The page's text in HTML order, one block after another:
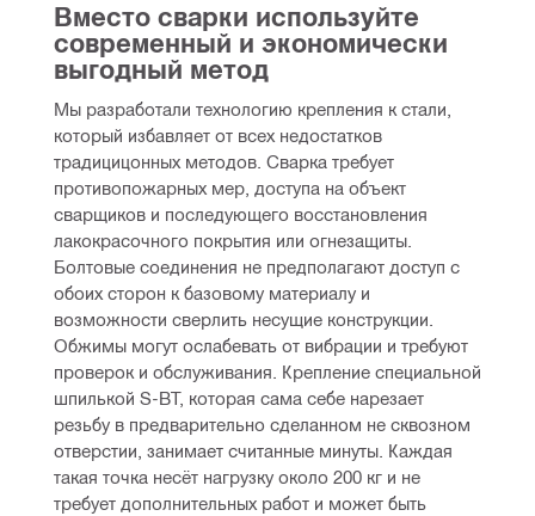
Вместо сварки используйте
современный и экономически
выгодный метод
Мы разработали технологию крепления к стали,
который избавляет от всех недостатков
традицицонных методов. Сварка требует
противопожарных мер, доступа на объект
сварщиков и последующего восстановления
лакокрасочного покрытия или огнезащиты.
Болтовые соединения не предполагают доступ с
обоих сторон к базовому материалу и
возможности сверлить несущие конструкции.
Обжимы могут ослабевать от вибрации и требуют
проверок и обслуживания. Крепление специальной
шпилькой S-BT, которая сама себе нарезает
резьбу в предварительно сделанном не сквозном
отверстии, занимает считанные минуты. Каждая
такая точка несёт нагрузку около 200 кг и не
требует дополнительных работ и может быть